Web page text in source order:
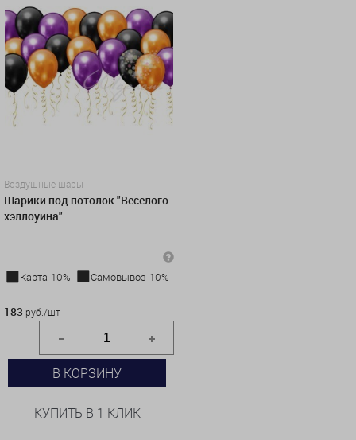
Воздушные шары
Шарики под потолок "Веселого
хэллоуина"
Карта-10%
Самовывоз-10%
183 руб./шт
В КОРЗИНУ
КУПИТЬ В 1 КЛИК